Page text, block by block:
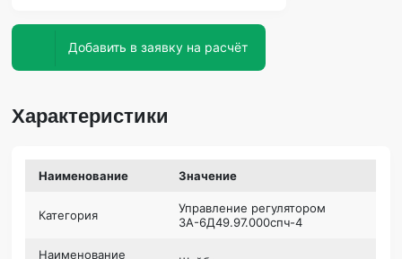
Добавить в заявку на расчёт
Характеристики
Наименование Значение
Категория
Управление регулятором
3А-6Д49.97.000спч-4
Наименование